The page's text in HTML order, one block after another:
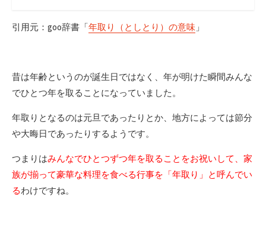
引用元：goo辞書「年取り（としとり）の意味 」
昔は年齢というのが誕生日ではなく、年が明けた瞬間みんな
でひとつ年を取ることになっていました。
年取りとなるのは元旦であったりとか、地方によっては節分
や大晦日であったりするようです。
つまりはみんなでひとつずつ年を取ることをお祝いして、家
族が揃って豪華な料理を食べる行事を「年取り」と呼んでい
るわけですね。